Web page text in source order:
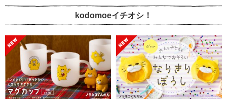
kodomoeイチオシ！